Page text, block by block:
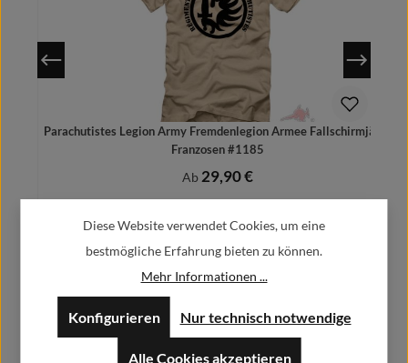
Parachutistes Legion Army Fremdenlegion Armee Fallschirmjäger
Franzosen #1185
Regulärer Preis:
Ab 29,90 €
Alfa GmbH / Alfashirt
Diese Website verwendet Cookies, um eine
bestmögliche Erfahrung bieten zu können.
Mehr Informationen ...
Nur technisch notwendige
Konfigurieren
Alle Cookies akzeptieren